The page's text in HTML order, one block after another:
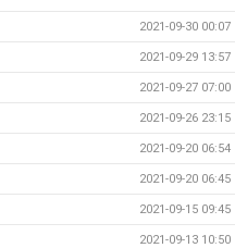
2021-09-30 00:07
2021-09-29 13:57
2021-09-27 07:00
2021-09-26 23:15
2021-09-20 06:54
2021-09-20 06:45
2021-09-15 09:45
2021-09-13 10:50